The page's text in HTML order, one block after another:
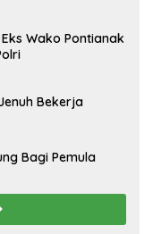
Wako Pontianak
Bekerja
Bagi Pemula